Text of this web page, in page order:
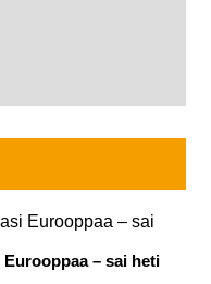
– sai heti